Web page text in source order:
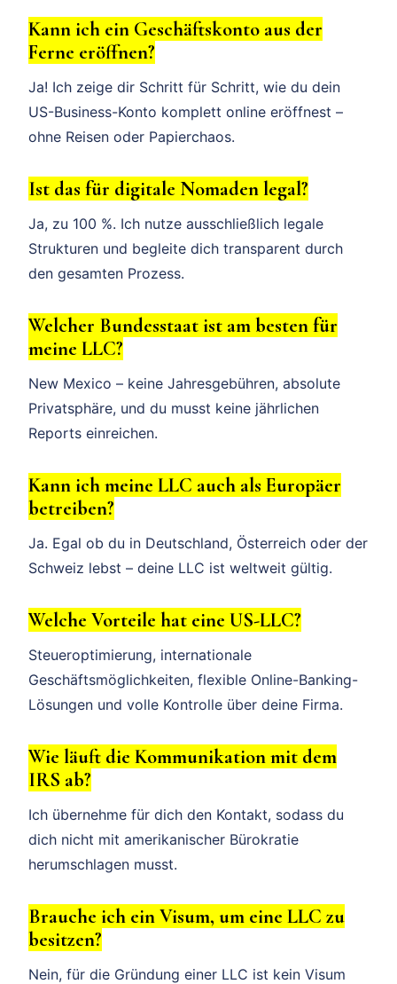
Kann ich ein Geschäftskonto aus der
Ferne eröffnen?
Ja! Ich zeige dir Schritt für Schritt, wie du dein
US-Business-Konto komplett online eröffnest –
ohne Reisen oder Papierchaos.
Ist das für digitale Nomaden legal?
Ja, zu 100 %. Ich nutze ausschließlich legale
Strukturen und begleite dich transparent durch
den gesamten Prozess.
Welcher Bundesstaat ist am besten für
meine LLC?
New Mexico – keine Jahresgebühren, absolute
Privatsphäre, und du musst keine jährlichen
Reports einreichen.
Kann ich meine LLC auch als Europäer
betreiben?
Ja. Egal ob du in Deutschland, Österreich oder der
Schweiz lebst – deine LLC ist weltweit gültig.
Welche Vorteile hat eine US-LLC?
Steueroptimierung, internationale
Geschäftsmöglichkeiten, flexible Online-Banking-
Lösungen und volle Kontrolle über deine Firma.
Wie läuft die Kommunikation mit dem
IRS ab?
Ich übernehme für dich den Kontakt, sodass du
dich nicht mit amerikanischer Bürokratie
herumschlagen musst.
Brauche ich ein Visum, um eine LLC zu
besitzen?
Nein, für die Gründung einer LLC ist kein Visum